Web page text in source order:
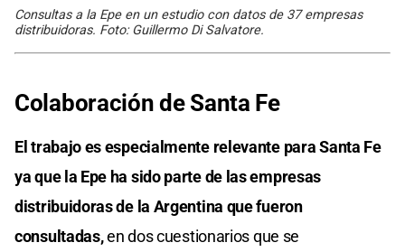
Consultas a la Epe en un estudio con datos de 37 empresas
distribuidoras. Foto: Guillermo Di Salvatore.
Colaboración de Santa Fe
El trabajo es especialmente relevante para Santa Fe
ya que la Epe ha sido parte de las empresas
distribuidoras de la Argentina que fueron
consultadas,en dos cuestionarios que se